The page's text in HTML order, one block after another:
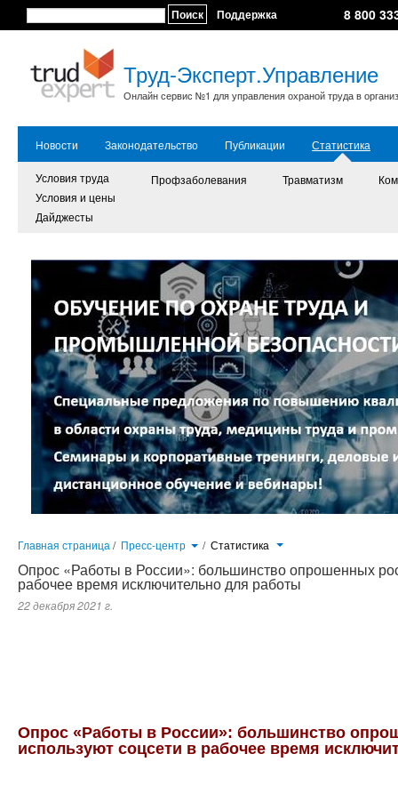
Поиск Поддержка 8 800
Труд-Эксперт.Управление
Онлайн сервис №1 для управления охраной труда в
Новости Законодательство Публикации Статистика
Условия труда
Условия и цены
Дайджесты
Профзаболевания Травматизм
Главная страница / Пресс-центр / Статистика
Опрос «Работы в России»: большинство опрошенных
рабочее время исключительно для работы
22 декабря 2021 г.
Опрос «Работы в России»: большинство
используют соцсети в рабочее время